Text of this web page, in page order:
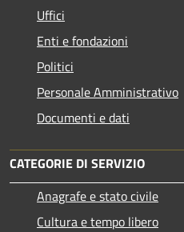
Uffici
Enti e fondazioni
Politici
Personale Amministrativo
Documenti e dati
CATEGORIE DI SERVIZIO
Anagrafe e stato civile
Cultura e tempo libero